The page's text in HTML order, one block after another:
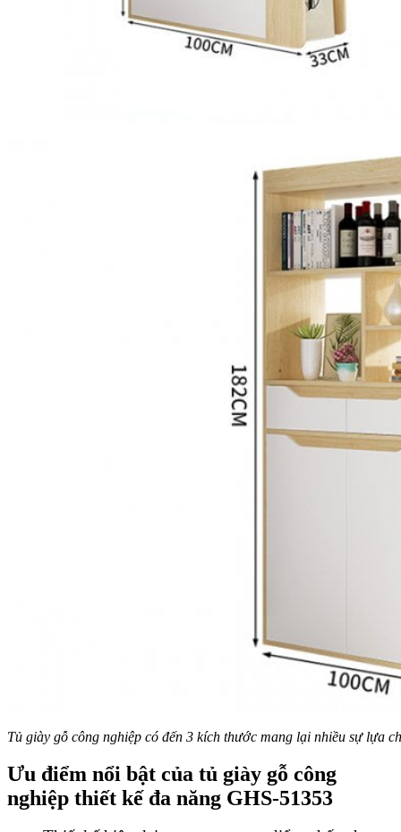
Tủ giày gỗ công nghiệp có đến 3 kích thước mang lại nhiều sự lựa
Ưu điểm nổi bật của tủ giày gỗ công
nghiệp thiết kế đa năng GHS-51353